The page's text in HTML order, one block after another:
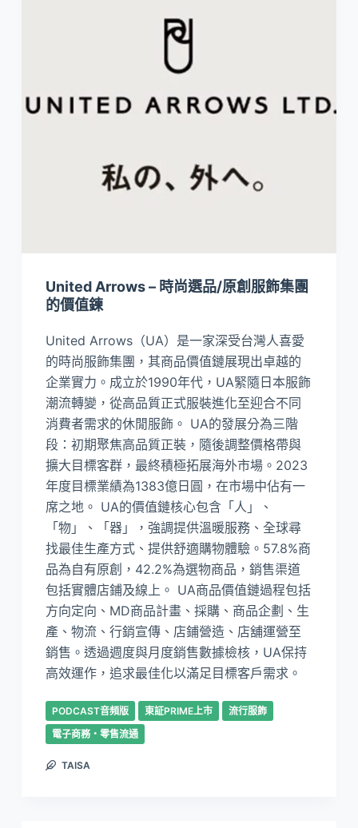
United Arrows – 時尚​選品/原創服飾集團
的價值鍊
United Arrows（UA）是一家深受台灣人喜愛
的時尚服飾集團，其商品價值鏈展現出卓越的
企業實力。成立於1990年代，UA緊隨日本服飾
潮流轉變，從高品質正式服裝進化至迎合不同
消費者需求的休閒服飾。 UA的發展分為三階
段：初期聚焦高品質正裝，隨後調整價格帶與
擴大目標客群，最終積極拓展海外市場。2023
年度目標業績為1383億日圓，在市場中佔有一
席之地。 UA的價值鏈核心包含「人」、
「物」、「器」，強調提供溫暖服務、全球尋
找最佳生產方式、提供舒適購物體驗。57.8%商
品為自有原創，42.2%為選物商品，銷售渠道
包括實體店鋪及線上。 UA商品價值鏈過程包括
方向定向、MD商品計畫、採購、商品企劃、生
產、物流、行銷宣傳、店鋪營造、店舖運營至
銷售。透過週度與月度銷售數據檢核，UA保持
高效運作，追求最佳化以滿足目標客戶需求。
PODCAST音頻版 東証PRIME上市
流行服飾
電子商務・零售流通
TAISA